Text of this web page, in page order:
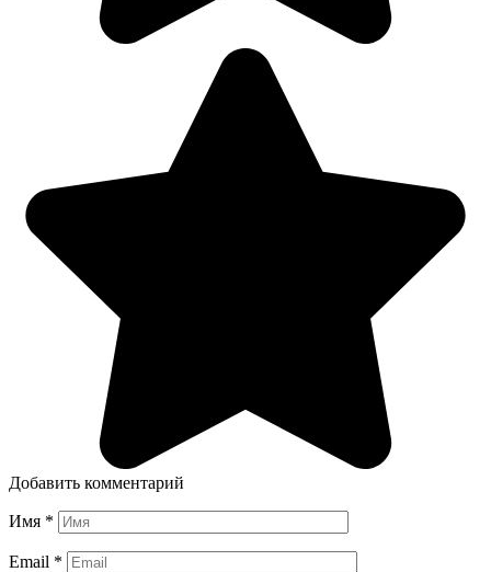
Добавить комментарий
Имя *
Email *